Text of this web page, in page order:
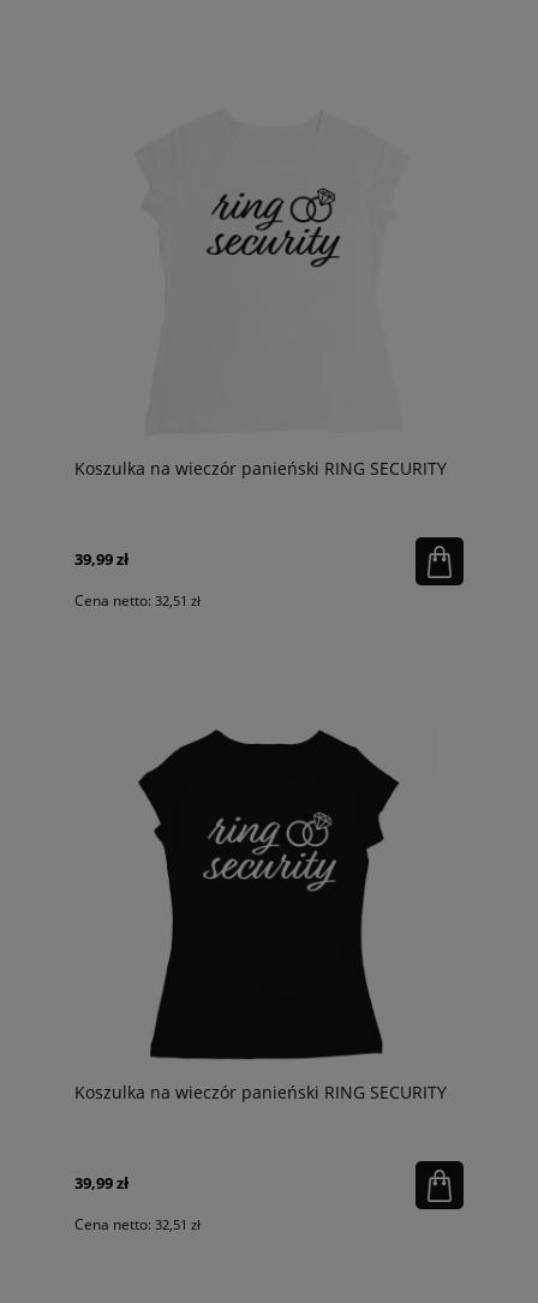
Koszulka na wieczór panieński RING SECURITY
39,99 zł
Cena netto: 32,51 zł
Koszulka na wieczór panieński RING SECURITY
39,99 zł
Cena netto: 32,51 zł